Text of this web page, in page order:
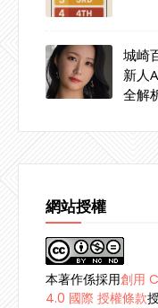
城崎
新人
全解
網站授權
本著作係採用創用
4.0 國際 授權條款